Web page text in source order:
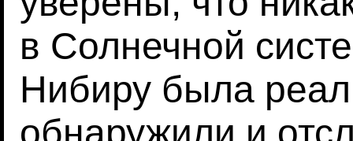
в Солнечной
Нибиру была
обнаружили и